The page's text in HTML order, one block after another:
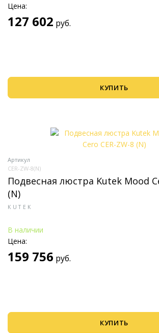
Цена:
127 602 руб.
КУПИТЬ
Артикул
CER-ZW-8(N)
Подвесная люстра Kutek Mood
(N)
KUTEK
В наличии
Цена:
159 756 руб.
КУПИТЬ